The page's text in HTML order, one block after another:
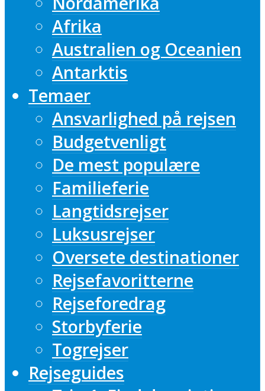
Afrika
Australien og Oceanien
Antarktis
Temaer
Ansvarlighed på rejsen
Budgetvenligt
De mest populære
Familieferie
Langtidsrejser
Luksusrejser
Oversete destinationer
Rejsefavoritterne
Rejseforedrag
Storbyferie
Togrejser
Rejseguides